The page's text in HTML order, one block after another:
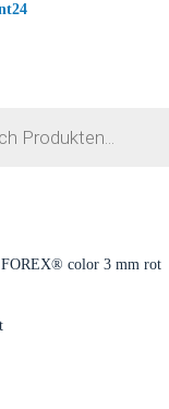
FOREX® color 3 mm rot